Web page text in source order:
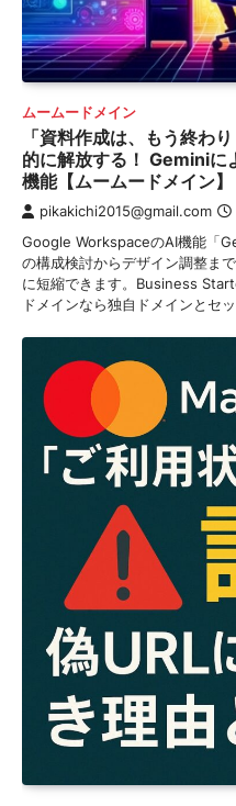
ムームードメイン
「資料作成は、もう終わ
的に解放する！ Geminiに
機能【ムームードメイン】
pikakichi2015@gmail.com
Google WorkspaceのAI機能「
の構成検討からデザイン調整ま
に短縮できます。Business
ドメインなら独自ドメインとセ